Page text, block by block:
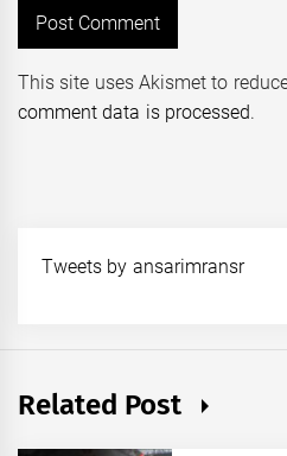
This site uses Akismet to
comment data is processed.
Tweets by ansarimransr
Related Post